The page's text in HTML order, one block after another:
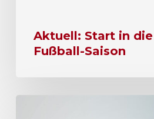
Aktuell: Start in
Fußball-Saison